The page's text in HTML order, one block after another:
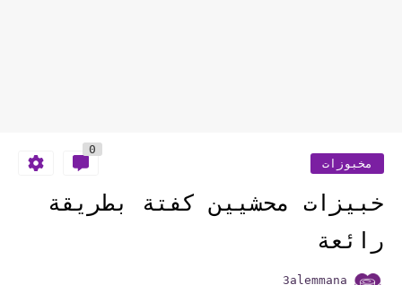
مخبوزات
0
خبيزات محشيين كفتة بطريقة
رائعة
3alemmana